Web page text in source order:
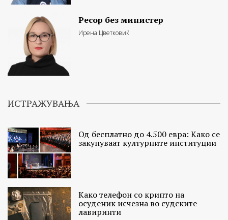
Ресор без министер
Ирена Цветковиќ
ИСТРАЖУВАЊА
Од бесплатно до 4.500 евра: Како се
закупуваат културните институции
Како телефон со крипто на
осуденик исчезна во судските
лавиринти